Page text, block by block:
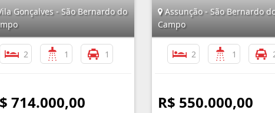
Gonçalves - São Bernardo do
2 1 1
714.000,00
Assunção - São Bernardo
Campo
2 1
R$ 550.000,00